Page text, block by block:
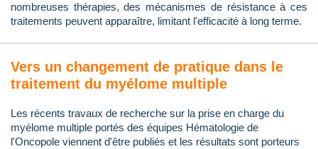
nombreuses thérapies, des mécanismes de résistance à ces
traitements peuvent apparaître, limitant l'efficacité à long terme.
Vers un changement de pratique dans le
traitement du myélome multiple
Les récents travaux de recherche sur la prise en charge du
myélome multiple portés des équipes Hématologie de
l'Oncopole viennent d'être publiés et les résultats sont porteurs